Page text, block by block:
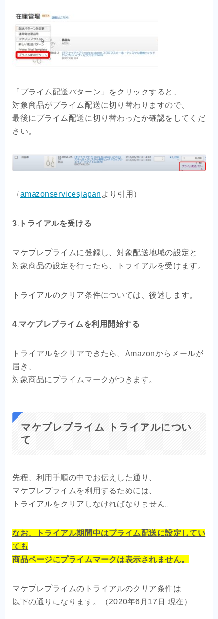
「プライム配送パターン」をクリックすると、
対象商品がプライム配送に切り替わりますので、
最後にプライム配送に切り替わったか確認をしてくだ
さい。
（amazonservicesjapan より引用）
3.トライアルを受ける
マケプレプライムに登録し、対象配送地域の設定と
対象商品の設定を行ったら、トライアルを受けます。
トライアルのクリア条件については、後述します。
4.マケプレプライムを利用開始する
トライアルをクリアできたら、Amazonからメールが
届き、
対象商品にプライムマークがつきます。
マケプレプライム トライアルについ
て
先程、利用手順の中でお伝えした通り、
マケプレプライムを利用するためには、
トライアルをクリアしなければなりません。
なお、トライアル期間中はプライム配送に設定してい
ても
商品ページにプライムマークは表示されません。
マケプレプライムのトライアルのクリア条件は
以下の通りになります。（2020年6月17日 現在）